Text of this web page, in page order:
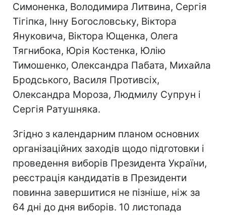
Симоненка, Володимира Литвина, Сергія
Тігіпка, Інну Богословську, Віктора
Януковича, Віктора Ющенка, Олега
Тягнибока, Юрія Костенка, Юлію
Тимошенко, Олександра Пабата, Михайла
Бродського, Василя Противсіх,
Олександра Мороза, Людмилу Супрун і
Сергія Ратушняка.
Згідно з календарним планом основних
організаційних заходів щодо підготовки і
проведення виборів Президента України,
реєстрація кандидатів в Президенти
повинна завершитися не пізніше, ніж за
64 дні до дня виборів. 10 листопада